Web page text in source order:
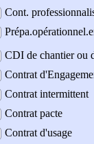
Cont.
CDI de chantier ou
Contrat
Contrat intermittent
Contrat pacte
Contrat d'usage